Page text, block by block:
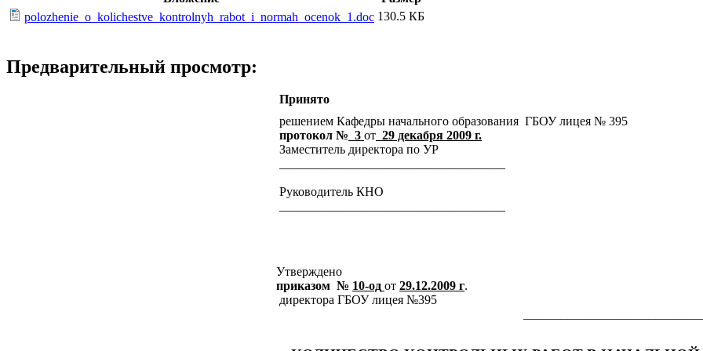
polozhenie_o_kolichestve_kontrolnyh_rabot_i_normah_ocenok_1.doc 130.5 КБ
Предварительный просмотр:
Принято
решением Кафедры начального образования ГБОУ лицея № 395
протокол № 3 от 29 декабря 2009 г.
Заместитель директора по УР
Руководитель КНО
Утверждено
приказом № 10-од от 29.12.2009 г.
директора ГБОУ лицея №395